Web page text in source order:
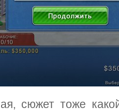
сюжет тоже